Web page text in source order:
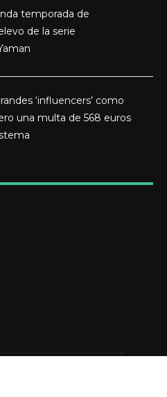
temporada de
de la serie
‘influencers’ como
una multa de 568 euros